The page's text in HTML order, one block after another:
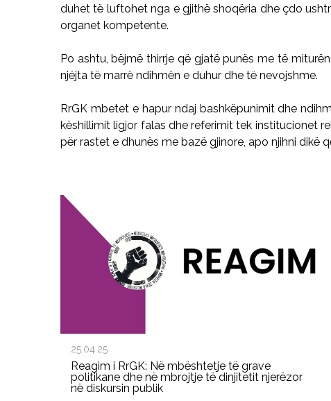
duhet të luftohet nga e gjithë shoqëria dhe çdo
organet kompetente.
Po ashtu, bëjmë thirrje që gjatë punës me të
njëjta të marrë ndihmën e duhur dhe të nevojshme.
RrGK mbetet e hapur ndaj bashkëpunimit dhe
këshillimit ligjor falas dhe referimit tek institucionet
për rastet e dhunës me bazë gjinore, apo njihni dikë
25.04.25
Reagim i RrGK: Në mbështetje të grave
politikane dhe në mbrojtje të dinjitetit njerëzor
në diskursin publik